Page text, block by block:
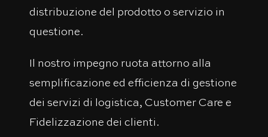
distribuzione del prodotto o servizio in
questione.
Il nostro impegno ruota attorno alla
semplificazione ed efficienza di gestione
dei servizi di logistica, Customer Care e
Fidelizzazione dei clienti.